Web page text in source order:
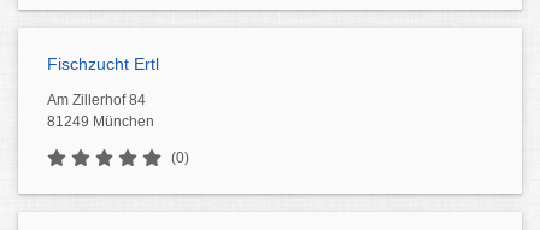
Fischzucht Ertl
Am Zillerhof 84
81249 München
(0)